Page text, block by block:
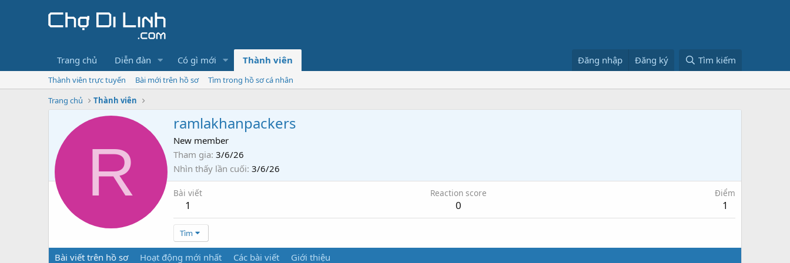
Trang chủ Diễn đàn Có gì mới Thành viên Đăng nhập Đăng ký Tìm kiếm
Thành viên trực tuyến Bài mới trên hồ sơ
Tìm trong hồ sơ cá nhân
Trang chủ
Thành viên
R
ramlakhanpackers
New member
Tham gia 3/6/26
Nhìn thấy lần cuối 3/6/26
Bài viết
1
Reaction score
0
Điểm
1
Tìm
Bài viết trên hồ sơ Hoạt động mới nhất Các bài viết Giới thiệu